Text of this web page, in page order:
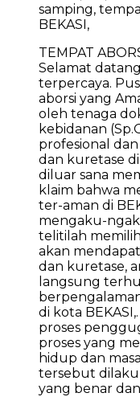
samping,
BEKASI,
TEMPAT
Selamat
terpercaya.
aborsi yang
oleh tenaga
kebidanan
profesional
dan kuretase
diluar sana
klaim bahwa
ter-aman di
mengaku-
telitilah
akan
dan kuretase,
langsung
di kota
proses
proses yang
hidup dan
tersebut
yang benar